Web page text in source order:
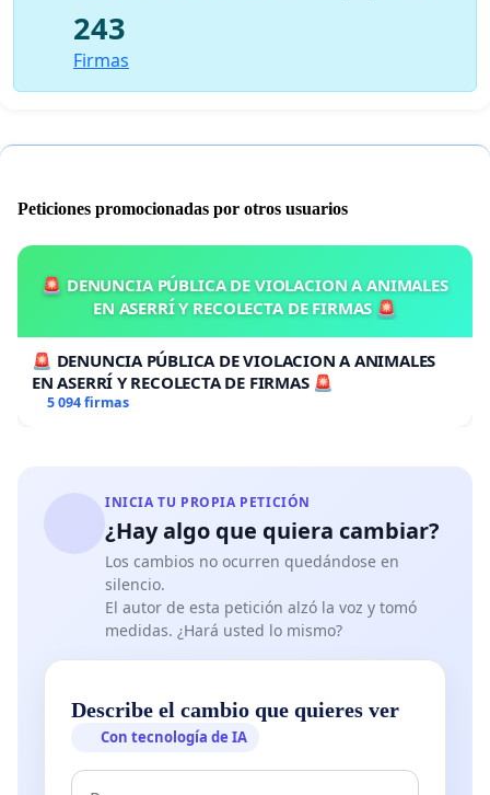
243
Firmas
Peticiones promocionadas por otros usuarios
🚨 DENUNCIA PÚBLICA DE VIOLACION A ANIMALES
EN ASERRÍ Y RECOLECTA DE FIRMAS 🚨
🚨 DENUNCIA PÚBLICA DE VIOLACION A ANIMALES
EN ASERRÍ Y RECOLECTA DE FIRMAS 🚨
5 094 firmas
INICIA TU PROPIA PETICIÓN
¿Hay algo que quiera cambiar?
Los cambios no ocurren quedándose en
silencio.
El autor de esta petición alzó la voz y tomó
medidas. ¿Hará usted lo mismo?
Describe el cambio que quieres ver
Con tecnología de IA